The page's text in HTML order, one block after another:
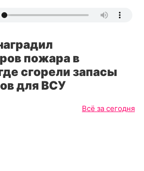
пожара в
сгорели запасы
для ВСУ
Всё за сегодня